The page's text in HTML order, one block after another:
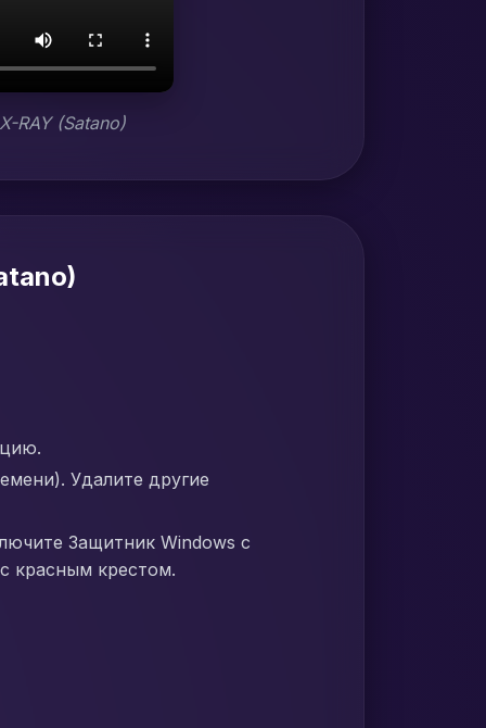
RAY (Satano)
Удалите другие
Защитник Windows с
красным крестом.